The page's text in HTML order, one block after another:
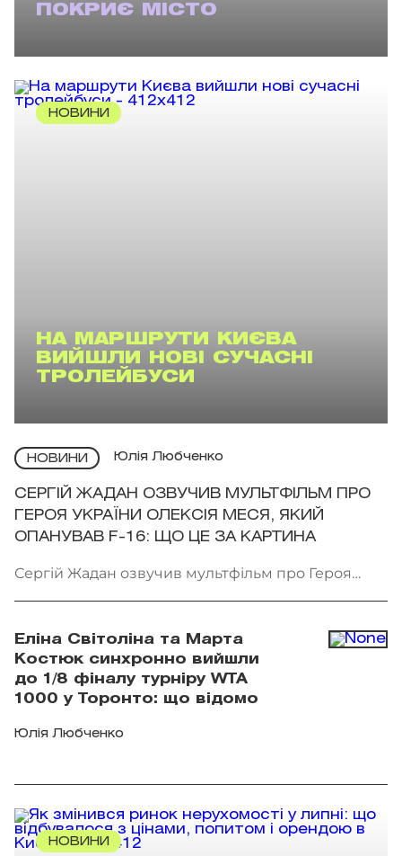
ПОКРИЄ МІСТО
НОВИНИ
НА МАРШРУТИ КИЄВА
ВИЙШЛИ НОВІ СУЧАСНІ
ТРОЛЕЙБУСИ
НОВИНИ Юлія Любченко
СЕРГІЙ ЖАДАН ОЗВУЧИВ МУЛЬТФІЛЬМ ПРО
ГЕРОЯ УКРАЇНИ ОЛЕКСІЯ МЕСЯ, ЯКИЙ
ОПАНУВАВ F-16: ЩО ЦЕ ЗА КАРТИНА
Сергій Жадан озвучив мультфільм про Героя
Еліна Світоліна та Марта
Костюк синхронно вийшли
до 1/8 фіналу турніру WTA
1000 у Торонто: що відомо
Юлія Любченко
НОВИНИ